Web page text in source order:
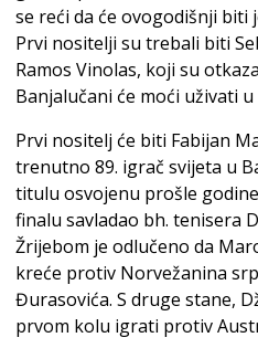
se reći da će ovogodišnji biti
Prvi nositelji su trebali biti
Ramos Vinolas, koji su
Banjalučani će moći uživati
Prvi nositelj će biti Fabijan
trenutno 89. igrač svijeta u
titulu osvojenu prošle
finalu savladao bh. tenisera
Žrijebom je odlučeno da
kreće protiv Norvežanina
Đurasovića. S druge stane,
prvom kolu igrati protiv